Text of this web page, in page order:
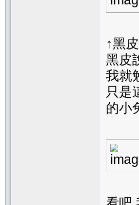
↑黑皮
黑皮
我就
只是
的小